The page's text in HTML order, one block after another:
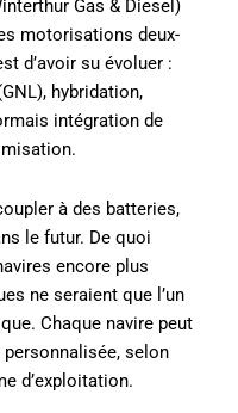
Gas & Diesel)
motorisations deux-
d’avoir su évoluer :
hybridation,
intégration de
à des batteries,
le futur. De quoi
encore plus
ne seraient que l’un
Chaque navire peut
personnalisée, selon
d’exploitation.